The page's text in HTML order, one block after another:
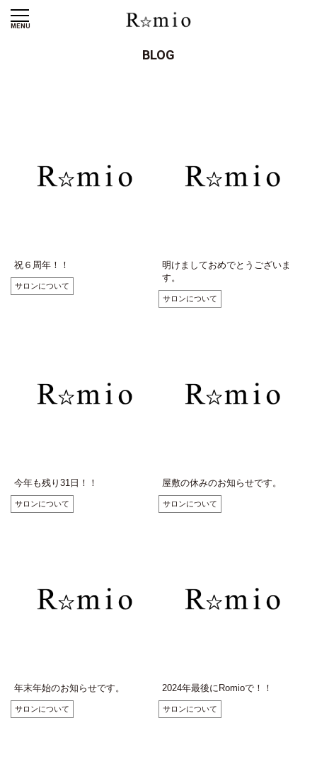
MENU
BLOG
祝６周年！！
サロンについて
明けましておめでとうございま
す。
サロンについて
今年も残り31日！！
サロンについて
屋敷の休みのお知らせです。
サロンについて
年末年始のお知らせです。
サロンについて
2024年最後にRomioで！！
サロンについて